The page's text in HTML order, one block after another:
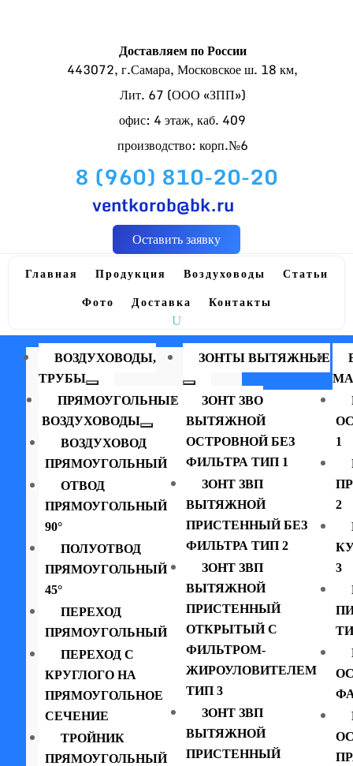
Доставляем по России
443072, г.Самара, Московское ш. 18 км,
Лит. 67 (ООО «ЗПП»)
офис: 4 этаж, каб. 409
производство: корп.№6
8 (960) 810-20-20
ventkorob@bk.ru
Оставить заявку
Главная Продукция Воздуховоды
Статьи
Фото
Доставка Контакты
ВОЗДУХОВОДЫ,
ТРУБЫ
ПРЯМОУГОЛЬНЫЕ
ВОЗДУХОВОДЫ
ВОЗДУХОВОД
ПРЯМОУГОЛЬНЫЙ
ОТВОД
ПРЯМОУГОЛЬНЫЙ
90°
ПОЛУОТВОД
ПРЯМОУГОЛЬНЫЙ
45°
ПЕРЕХОД
ПРЯМОУГОЛЬНЫЙ
ПЕРЕХОД С
КРУГЛОГО НА
ПРЯМОУГОЛЬНОЕ
СЕЧЕНИЕ
ТРОЙНИК
ПРЯМОУГОЛЬНЫЙ
ЗОНТЫ ВЫТЯЖНЫЕ
ЗОНТ ЗВО
ВЫТЯЖНОЙ
ОСТРОВНОЙ БЕЗ
ФИЛЬТРА ТИП 1
ЗОНТ ЗВП
ВЫТЯЖНОЙ
ПРИСТЕННЫЙ БЕЗ
ФИЛЬТРА ТИП 2
ЗОНТ ЗВП
ВЫТЯЖНОЙ
ПРИСТЕННЫЙ
ОТКРЫТЫЙ С
ФИЛЬТРОМ-
ЖИРОУЛОВИТЕЛЕМ
ТИП 3
ЗОНТ ЗВП
ВЫТЯЖНОЙ
ПРИСТЕННЫЙ
1
2
3